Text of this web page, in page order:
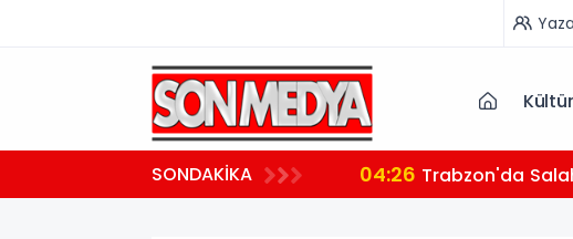
SONDAKİKA 04:26 Trabzon'da